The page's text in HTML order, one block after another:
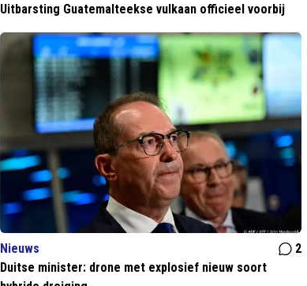
Uitbarsting Guatemalteekse vulkaan officieel voorbij
Nieuws
2
Duitse minister: drone met explosief nieuw soort